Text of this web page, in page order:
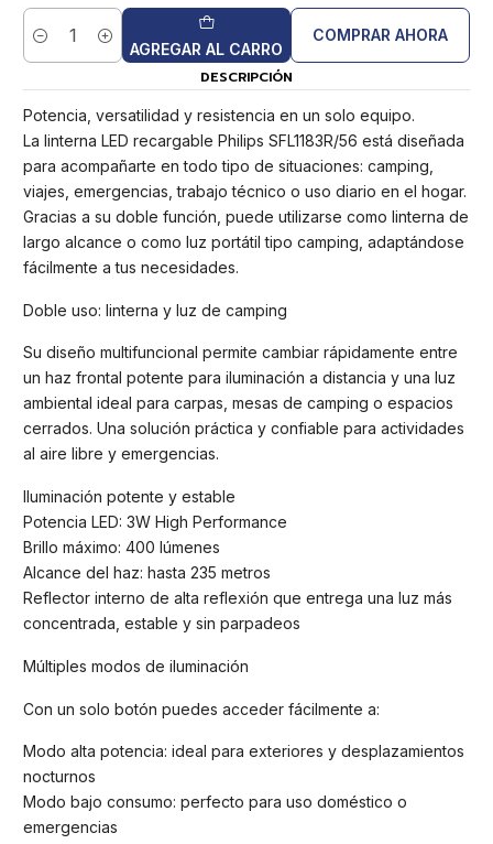
Cantidad AGREGAR AL CARRO
COMPRAR AHORA
DESCRIPCIÓN
Potencia, versatilidad y resistencia en un solo equipo.
La linterna LED recargable Philips SFL1183R/56 está diseñada
para acompañarte en todo tipo de situaciones: camping,
viajes, emergencias, trabajo técnico o uso diario en el hogar.
Gracias a su doble función, puede utilizarse como linterna de
largo alcance o como luz portátil tipo camping, adaptándose
fácilmente a tus necesidades.
Doble uso: linterna y luz de camping
Su diseño multifuncional permite cambiar rápidamente entre
un haz frontal potente para iluminación a distancia y una luz
ambiental ideal para carpas, mesas de camping o espacios
cerrados. Una solución práctica y confiable para actividades
al aire libre y emergencias.
Iluminación potente y estable
Potencia LED: 3W High Performance
Brillo máximo: 400 lúmenes
Alcance del haz: hasta 235 metros
Reflector interno de alta reflexión que entrega una luz más
concentrada, estable y sin parpadeos
Múltiples modos de iluminación
Con un solo botón puedes acceder fácilmente a:
Modo alta potencia: ideal para exteriores y desplazamientos
nocturnos
Modo bajo consumo: perfecto para uso doméstico o
emergencias